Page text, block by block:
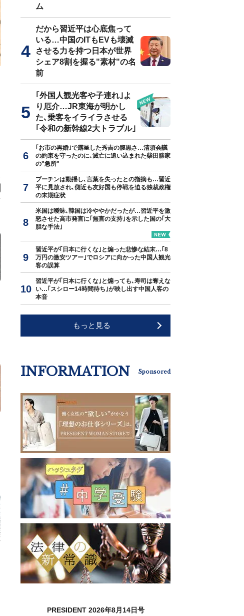
ム
だから習近平は心底焦って
いる…中国のITもEVも壊滅
させる力を持つ日本が世界
シェア8割を握る"素材"の名
前
｢外国人観光客や子連れ｣よ
り厄介…JR東海が明かし
た､乗客をイライラさせる
｢令和の新幹線2大トラブル｣
｢お市の再婚｣で露呈した秀吉の腹黒さ…清須会議
の約束を守ったのに､滅亡に追い込まれた柴田勝家
の"急所"
プーチンは動揺し､言葉を失ったとの指摘も…習近
平に見放され､側近も友好国も停戦を迫る独裁政権
の末期症状
米国は曖昧､韓国は冷ややかだったが…習近平を激
怒させた高市発言に｢無言の支持｣を示した国の｢大
胆な手法｣
習近平が｢日本に行くな｣と煽った悲惨な結末…｢8
万円の激安ツアー｣でロシアに向かった中国人観光
客の誤算
習近平が｢日本に行くな｣と煽っても､寿司は奪えな
い…｢スシロー14時間待ち｣が映し出す中国人客の
本音
もっと見る
INFORMATION Sponsored
PRESIDENT 2026年8月14日号